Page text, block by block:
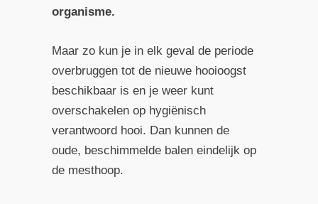
organisme.
Maar zo kun je in elk geval de periode
overbruggen tot de nieuwe hooioogst
beschikbaar is en je weer kunt
overschakelen op hygiënisch
verantwoord hooi. Dan kunnen de
oude, beschimmelde balen eindelijk op
de mesthoop.